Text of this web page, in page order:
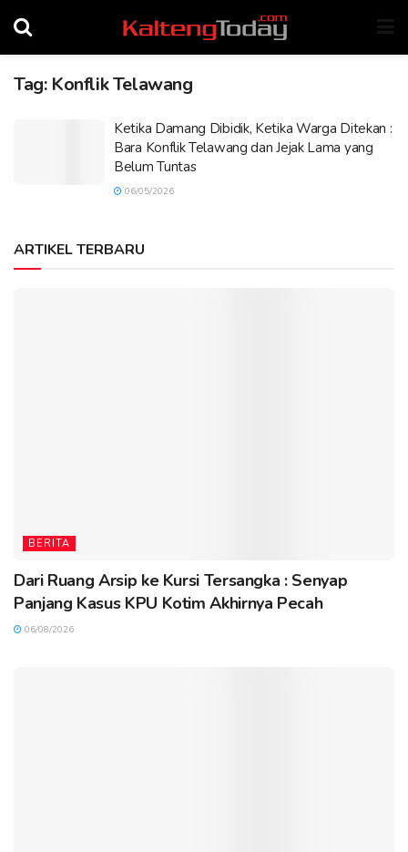
Tag: Konflik Telawang
Ketika Damang Dibidik, Ketika Warga Ditekan :
Bara Konflik Telawang dan Jejak Lama yang
Belum Tuntas
06/05/2026
ARTIKEL TERBARU
BERITA
Dari Ruang Arsip ke Kursi Tersangka : Senyap
Panjang Kasus KPU Kotim Akhirnya Pecah
06/08/2026